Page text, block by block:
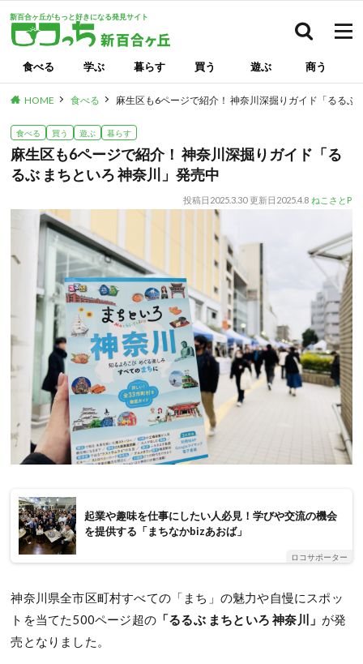
新百合ヶ丘がもっと好きになる発見サイト
食べる 学ぶ 暮らす 買う 遊ぶ 商う
HOME 食べる 麻生区も6ページで紹介！ 神奈川深掘りガイド「るるぶ
食べる 買う 遊ぶ 暮らす
麻生区も6ページで紹介！ 神奈川深掘りガイド「る
るぶ まちといろ 神奈川」発売中
投稿日 2025.3.30 更新日 2025.4.8 ねこさとP
起業や趣味を仕事にしたい人必見！学びや交流の機会
を提供する「まちなかbizあおば」
ロコサポーター
神奈川県全市区町村すべての「まち」の魅力や自慢にスポッ
トを当てた500ページ超の 「るるぶ まちといろ 神奈川」 が発
売となりました。